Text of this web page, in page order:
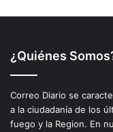
¿Quiénes
Correo Diario se
a la ciudadanía de los
fuego y la Region. En